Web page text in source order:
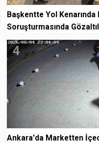
Başkentte Yol Kenarında
Soruşturmasında
4
Ankara'da Marketten